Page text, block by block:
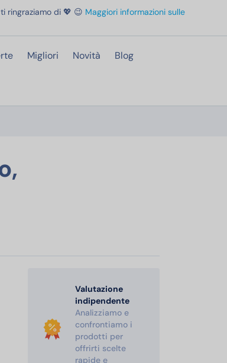
ringraziamo di 💖 😉 Maggiori informazioni sulle
Migliori Novità Blog
Valutazione
indipendente
Analizziamo e
confrontiamo i
prodotti per
offrirti scelte
rapide e